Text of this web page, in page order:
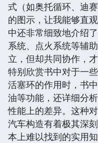
式（如奥托循环、迪
的图示，让我能够直
中还非常细致地介绍
系统、点火系统等辅
立，但却共同协作，
特别欣赏书中对于一
活塞环的作用时，书
油等功能，还详细分
性能上的差异。这种
汽车构造有着极其深
本上难以找到的实用知